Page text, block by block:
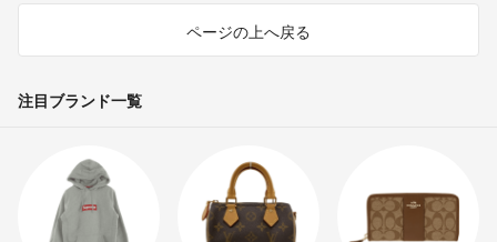
ページの上へ戻る
注目ブランド一覧